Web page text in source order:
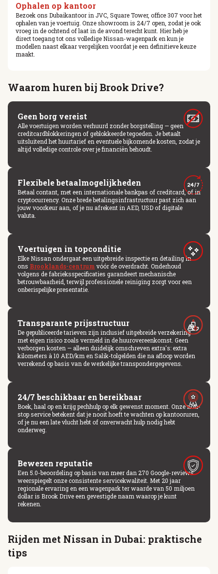
Ophalen op kantoor
Bezoek ons Dubaikantoor in JVC, Square Tower, office 307 voor het
ophalen van je voertuig. Onze showroom is 24/7 open, zodat je ook
vroeg in de ochtend of laat in de avond terecht kunt. Hier heb je
direct toegang tot ons volledige Nissan-wagenpark en kun je
modellen naast elkaar vergelijken voordat je een definitieve keuze
maakt.
Waarom huren bij Brook Drive?
Geen borg vereist
Alle voertuigen worden verhuurd zonder borgstelling — geen
creditcardblokkeringen of geblokkeerde tegoeden. Je betaalt
uitsluitend het huurtarief en eventuele bijkomende kosten, zodat je
altijd volledige controle over je financiën behoudt.
Flexibele betaalmogelijkheden
Betaal contant, met een internationale bankpas of creditcard, of in
cryptocurrency. Onze brede betalingsinfrastructuur past zich aan
jouw voorkeur aan, of je nu afrekent in AED, USD of digitale
valuta.
Voertuigen in topconditie
Elke Nissan ondergaat een uitgebreide inspectie en detailing in
ons Brooklands-centrumvóór de overdracht. Onderhoud
volgens de fabrieksspecificaties garandeert mechanische
betrouwbaarheid, terwijl professionele reiniging zorgt voor een
onberispelijke presentatie.
Transparante prijsstructuur
De gepubliceerde tarieven zijn inclusief uitgebreide verzekering
met eigen risico zoals vermeld in de huurovereenkomst. Geen
verborgen kosten — alleen duidelijk omschreven extra's: extra
kilometers à 10 AED/km en Salik-tolgelden die na afloop worden
verrekend op basis van de werkelijke transpondergegevens.
24/7 beschikbaar en bereikbaar
Boek, haal op en krijg pechhulp op elk gewenst moment. Onze non-
stop service betekent dat je nooit hoeft te wachten op kantooruren,
of je nu een late vlucht hebt of onverwacht hulp nodig hebt
onderweg.
Bewezen reputatie
Een 5.0-beoordeling op basis van meer dan 270 Google-reviews
weerspiegelt onze consistente servicekwaliteit. Met 20 jaar
regionale ervaring en een wagenpark ter waarde van 50 miljoen
dollar is Brook Drive een gevestigde naam waarop je kunt
rekenen.
Rijden met Nissan in Dubai: praktische
tips